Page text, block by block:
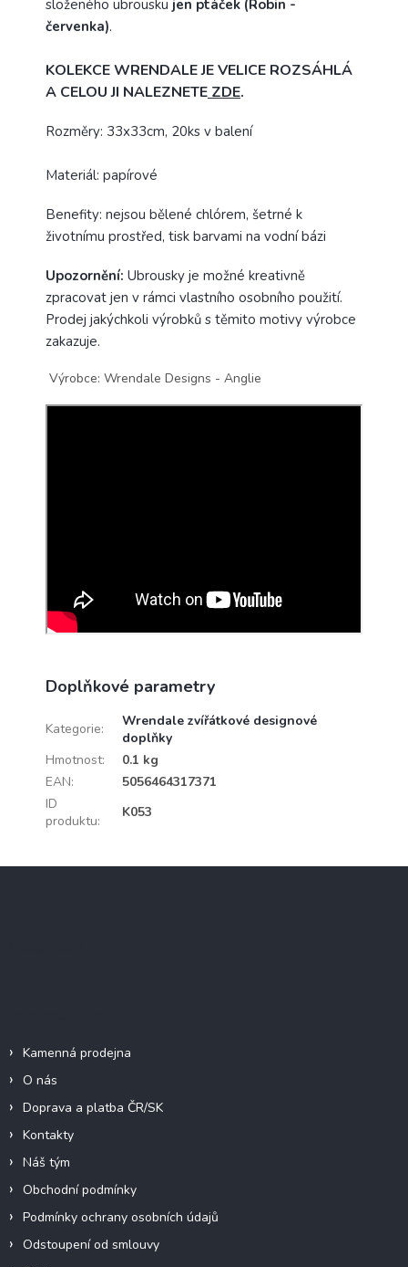
složeného ubrousku jen ptáček (Robin -
červenka).
KOLEKCE WRENDALE JE VELICE ROZSÁHLÁ
A CELOU JI NALEZNETEZDE.
Rozměry: 33x33cm, 20ks v balení
Materiál: papírové
Benefity: nejsou bělené chlórem, šetrné k
životnímu prostřed, tisk barvami na vodní bázi
Upozornění: Ubrousky je možné kreativně
zpracovat jen v rámci vlastního osobního použití.
Prodej jakýchkoli výrobků s těmito motivy výrobce
zakazuje.
Výrobce: Wrendale Designs - Anglie
Doplňkové parametry
Kategorie:
Wrendale zvířátkové designové
doplňky
Hmotnost:
0.1 kg
EAN:
5056464317371
ID
produktu:
K053
Kamenná prodejna
O nás
Doprava a platba ČR/SK
Kontakty
Náš tým
Obchodní podmínky
Podmínky ochrany osobních údajů
Odstoupení od smlouvy